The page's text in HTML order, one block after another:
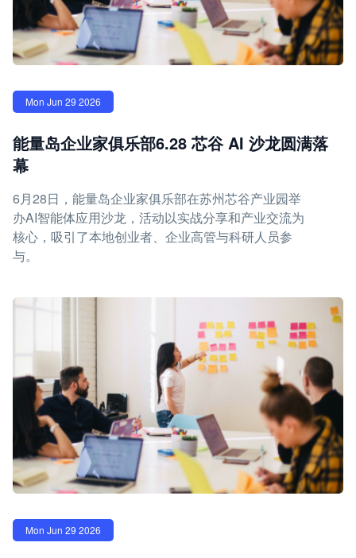
Mon Jun 29 2026
能量岛企业家俱乐部6.28 芯谷 AI 沙龙圆满落
幕
6月28日，能量岛企业家俱乐部在苏州芯谷产业园举
办AI智能体应用沙龙，活动以实战分享和产业交流为
核心，吸引了本地创业者、企业高管与科研人员参
与。
Mon Jun 29 2026